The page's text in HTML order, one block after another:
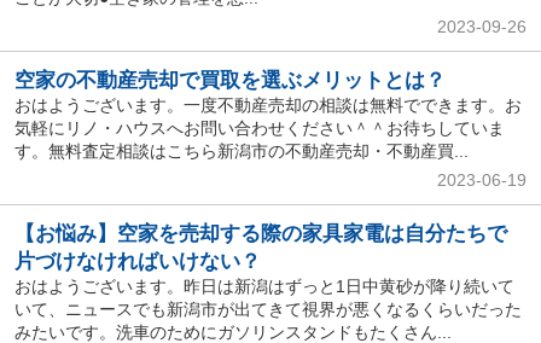
2023-09-26
空家の不動産売却で買取を選ぶメリットとは？
おはようございます。一度不動産売却の相談は無料でできます。お
気軽にリノ・ハウスへお問い合わせください＾＾お待ちしていま
す。無料査定相談はこちら新潟市の不動産売却・不動産買...
2023-06-19
【お悩み】空家を売却する際の家具家電は自分たちで
片づけなければいけない？
おはようございます。昨日は新潟はずっと1日中黄砂が降り続いて
いて、ニュースでも新潟市が出てきて視界が悪くなるくらいだった
みたいです。洗車のためにガソリンスタンドもたくさん...